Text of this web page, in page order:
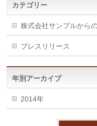
カテゴリー
株式会社サンプルから
プレスリリース
年別アーカイブ
2014年